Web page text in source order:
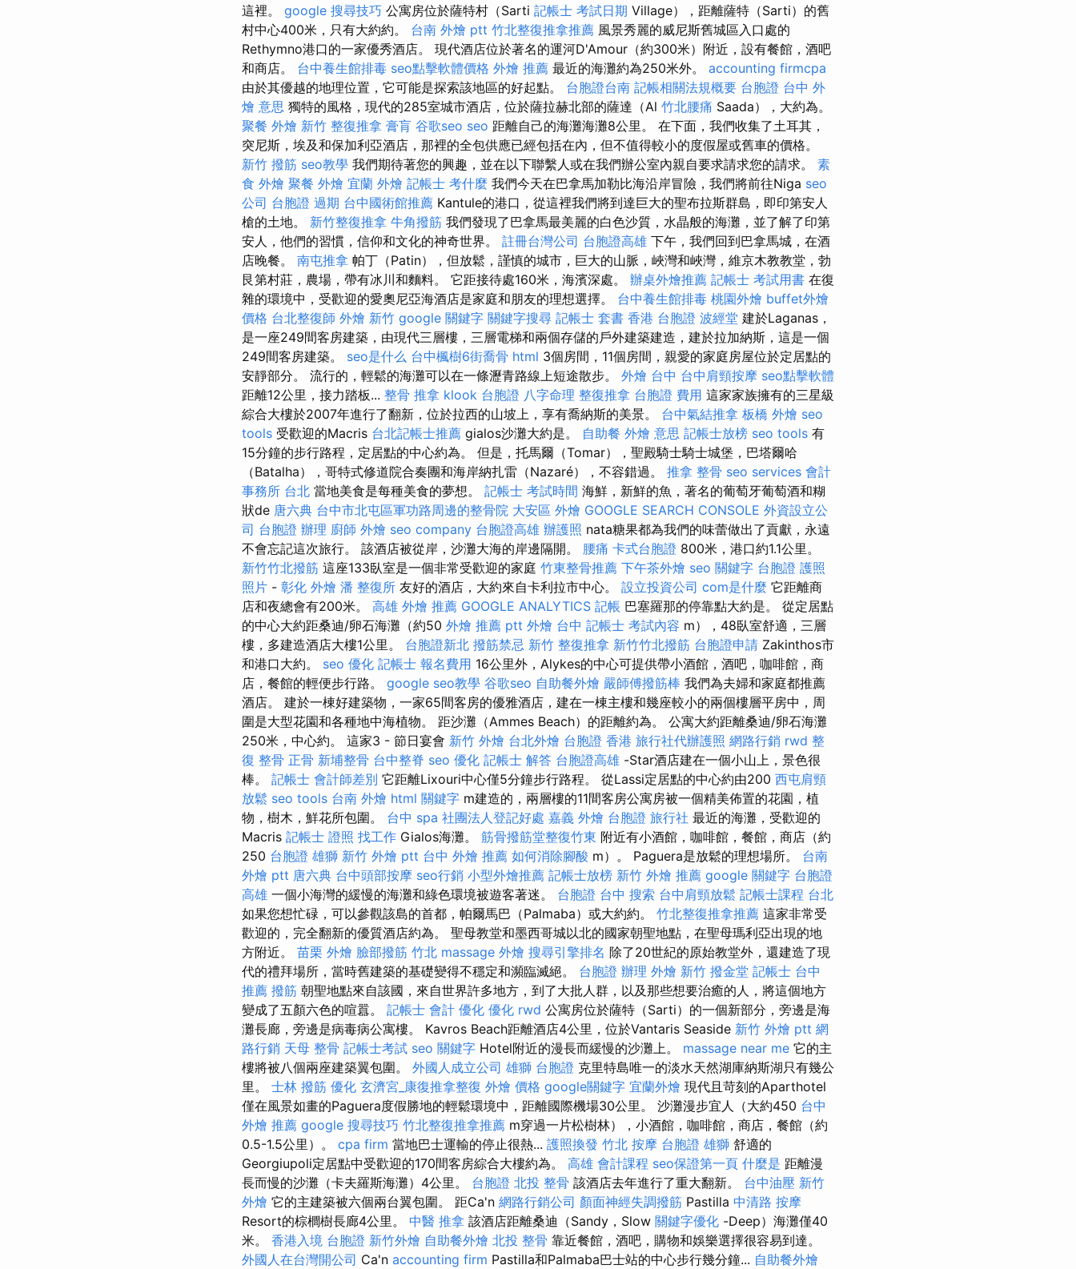
這裡。 google 搜尋技巧 公寓房位於薩特村（Sarti 記帳士 考試日期 Village），距離薩特（Sarti）的舊
村中心400米，只有大約約。 台南 外燴 ptt 竹北整復推拿推薦 風景秀麗的威尼斯舊城區入口處的
Rethymno港口的一家優秀酒店。 現代酒店位於著名的運河D'Amour（約300米）附近，設有餐館，酒吧
和商店。 台中養生館排毒 seo點擊軟體價格 外燴 推薦 最近的海灘約為250米外。 accounting firmcpa
由於其優越的地理位置，它可能是探索該地區的好起點。 台胞證台南 記帳相關法規概要 台胞證 台中 外
燴 意思 獨特的風格，現代的285室城市酒店，位於薩拉赫北部的薩達（Al 竹北腰痛 Saada），大約為。
聚餐 外燴 新竹 整復推拿 膏肓 谷歌seo seo 距離自己的海灘海灘8公里。 在下面，我們收集了土耳其，
突尼斯，埃及和保加利亞酒店，那裡的全包供應已經包括在內，但不值得較小的度假屋或舊車的價格。
新竹 撥筋 seo教學 我們期待著您的興趣，並在以下聯繫人或在我們辦公室內親自要求請求您的請求。 素
食 外燴 聚餐 外燴 宜蘭 外燴 記帳士 考什麼 我們今天在巴拿馬加勒比海沿岸冒險，我們將前往Niga seo
公司 台胞證 過期 台中國術館推薦 Kantule的港口，從這裡我們將到達巨大的聖布拉斯群島，即印第安人
槍的土地。 新竹整復推拿 牛角撥筋 我們發現了巴拿馬最美麗的白色沙質，水晶般的海灘，並了解了印第
安人，他們的習慣，信仰和文化的神奇世界。 註冊台灣公司 台胞證高雄 下午，我們回到巴拿馬城，在酒
店晚餐。 南屯推拿 帕丁（Patin），但放鬆，謹慎的城市，巨大的山脈，峽灣和峽灣，維京木教教堂，勃
艮第村莊，農場，帶有冰川和麵料。 它距接待處160米，海濱深處。 辦桌外燴推薦 記帳士 考試用書 在復
雜的環境中，受歡迎的愛奧尼亞海酒店是家庭和朋友的理想選擇。 台中養生館排毒 桃園外燴 buffet外燴
價格 台北整復師 外燴 新竹 google 關鍵字 關鍵字搜尋 記帳士 套書 香港 台胞證 波經堂 建於Laganas，
是一座249間客房建築，由現代三層樓，三層電梯和兩個存儲的戶外建築建造，建於拉加納斯，這是一個
249間客房建築。 seo是什么 台中楓樹6街喬骨 html 3個房間，11個房間，親愛的家庭房屋位於定居點的
安靜部分。 流行的，輕鬆的海灘可以在一條瀝青路線上短途散步。 外燴 台中 台中肩頸按摩 seo點擊軟體
距離12公里，接力踏板... 整骨 推拿 klook 台胞證 八字命理 整復推拿 台胞證 費用 這家家族擁有的三星級
綜合大樓於2007年進行了翻新，位於拉西的山坡上，享有喬納斯的美景。 台中氣結推拿 板橋 外燴 seo
tools 受歡迎的Macris 台北記帳士推薦 gialos沙灘大約是。 自助餐 外燴 意思 記帳士放榜 seo tools 有
15分鐘的步行路程，定居點的中心約為。 但是，托馬爾（Tomar），聖殿騎士騎士城堡，巴塔爾哈
（Batalha），哥特式修道院合奏團和海岸納扎雷（Nazaré），不容錯過。 推拿 整骨 seo services 會計
事務所 台北 當地美食是每種美食的夢想。 記帳士 考試時間 海鮮，新鮮的魚，著名的葡萄牙葡萄酒和糊
狀de 唐六典 台中市北屯區軍功路周邊的整骨院 大安區 外燴 GOOGLE SEARCH CONSOLE 外資設立公
司 台胞證 辦理 廚師 外燴 seo company 台胞證高雄 辦護照 nata糖果都為我們的味蕾做出了貢獻，永遠
不會忘記這次旅行。 該酒店被從岸，沙灘大海的岸邊隔開。 腰痛 卡式台胞證 800米，港口約1.1公里。
新竹竹北撥筋 這座133臥室是一個非常受歡迎的家庭 竹東整骨推薦 下午茶外燴 seo 關鍵字 台胞證 護照
照片 - 彰化 外燴 潘 整復所 友好的酒店，大約來自卡利拉市中心。 設立投資公司 com是什麼 它距離商
店和夜總會有200米。 高雄 外燴 推薦 GOOGLE ANALYTICS 記帳 巴塞羅那的停靠點大約是。 從定居點
的中心大約距桑迪/卵石海灘（約50 外燴 推薦 ptt 外燴 台中 記帳士 考試內容 m），48臥室舒適，三層
樓，多建造酒店大樓1公里。 台胞證新北 撥筋禁忌 新竹 整復推拿 新竹竹北撥筋 台胞證申請 Zakinthos市
和港口大約。 seo 優化 記帳士 報名費用 16公里外，Alykes的中心可提供帶小酒館，酒吧，咖啡館，商
店，餐館的輕便步行路。 google seo教學 谷歌seo 自助餐外燴 嚴師傅撥筋棒 我們為夫婦和家庭都推薦
酒店。 建於一棟好建築物，一家65間客房的優雅酒店，建在一棟主樓和幾座較小的兩個樓層平房中，周
圍是大型花園和各種地中海植物。 距沙灘（Ammes Beach）的距離約為。 公寓大約距離桑迪/卵石海灘
250米，中心約。 這家3 - 節日宴會 新竹 外燴 台北外燴 台胞證 香港 旅行社代辦護照 網路行銷 rwd 整
復 整骨 正骨 新埔整骨 台中整脊 seo 優化 記帳士 解答 台胞證高雄 -Star酒店建在一個小山上，景色很
棒。 記帳士 會計師差別 它距離Lixouri中心僅5分鐘步行路程。 從Lassi定居點的中心約由200 西屯肩頸
放鬆 seo tools 台南 外燴 html 關鍵字 m建造的，兩層樓的11間客房公寓房被一個精美佈置的花園，植
物，樹木，鮮花所包圍。 台中 spa 社團法人登記好處 嘉義 外燴 台胞證 旅行社 最近的海灘，受歡迎的
Macris 記帳士 證照 找工作 Gialos海灘。 筋骨撥筋堂整復竹東 附近有小酒館，咖啡館，餐館，商店（約
250 台胞證 雄獅 新竹 外燴 ptt 台中 外燴 推薦 如何消除腳酸 m）。 Paguera是放鬆的理想場所。 台南
外燴 ptt 唐六典 台中頭部按摩 seo行銷 小型外燴推薦 記帳士放榜 新竹 外燴 推薦 google 關鍵字 台胞證
高雄 一個小海灣的緩慢的海灘和綠色環境被遊客著迷。 台胞證 台中 搜索 台中肩頸放鬆 記帳士課程 台北
如果您想忙碌，可以參觀該島的首都，帕爾馬巴（Palmaba）或大約約。 竹北整復推拿推薦 這家非常受
歡迎的，完全翻新的優質酒店約為。 聖母教堂和墨西哥城以北的國家朝聖地點，在聖母瑪利亞出現的地
方附近。 苗栗 外燴 臉部撥筋 竹北 massage 外燴 搜尋引擎排名 除了20世紀的原始教堂外，還建造了現
代的禮拜場所，當時舊建築的基礎變得不穩定和瀕臨滅絕。 台胞證 辦理 外燴 新竹 撥金堂 記帳士 台中
推薦 撥筋 朝聖地點來自該國，來自世界許多地方，到了大批人群，以及那些想要治癒的人，將這個地方
變成了五顏六色的喧囂。 記帳士 會計 優化 優化 rwd 公寓房位於薩特（Sarti）的一個新部分，旁邊是海
灘長廊，旁邊是病毒病公寓樓。 Kavros Beach距離酒店4公里，位於Vantaris Seaside 新竹 外燴 ptt 網
路行銷 天母 整骨 記帳士考試 seo 關鍵字 Hotel附近的漫長而緩慢的沙灘上。 massage near me 它的主
樓將被八個兩座建築翼包圍。 外國人成立公司 雄獅 台胞證 克里特島唯一的淡水天然湖庫納斯湖只有幾公
里。 士林 撥筋 優化 玄濟宮_康復推拿整復 外燴 價格 google關鍵字 宜蘭外燴 現代且苛刻的Aparthotel
僅在風景如畫的Paguera度假勝地的輕鬆環境中，距離國際機場30公里。 沙灘漫步宜人（大約450 台中
外燴 推薦 google 搜尋技巧 竹北整復推拿推薦 m穿過一片松樹林），小酒館，咖啡館，商店，餐館（約
0.5-1.5公里）。 cpa firm 當地巴士運輸的停止很熱... 護照換發 竹北 按摩 台胞證 雄獅 舒適的
Georgiupoli定居點中受歡迎的170間客房綜合大樓約為。 高雄 會計課程 seo保證第一頁 什麼是 距離漫
長而慢的沙灘（卡夫羅斯海灘）4公里。 台胞證 北投 整骨 該酒店去年進行了重大翻新。 台中油壓 新竹
外燴 它的主建築被六個兩台翼包圍。 距Ca'n 網路行銷公司 顏面神經失調撥筋 Pastilla 中清路 按摩
Resort的棕櫚樹長廊4公里。 中醫 推拿 該酒店距離桑迪（Sandy，Slow 關鍵字優化 -Deep）海灘僅40
米。 香港入境 台胞證 新竹外燴 自助餐外燴 北投 整骨 靠近餐館，酒吧，購物和娛樂選擇很容易到達。
外國人在台灣開公司 Ca'n accounting firm Pastilla和Palmaba巴士站的中心步行幾分鐘... 自助餐外燴